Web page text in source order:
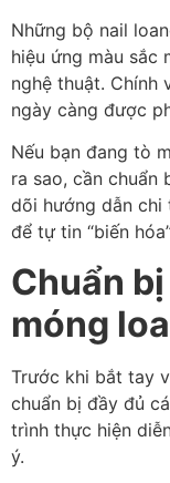
Những bộ nail
hiệu ứng màu sắc
nghệ thuật. Chính
ngày càng được
Nếu bạn đang tò
ra sao, cần chuẩn
dõi hướng dẫn
để tự tin “biến
Chuẩn
móng
Trước khi bắt tay
chuẩn bị đầy đủ
trình thực hiện
ý.